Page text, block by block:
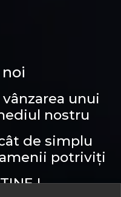
unui
nostru
de simplu
potriviți
!